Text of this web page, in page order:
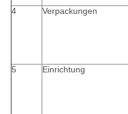
4
Verpackungen
5
Einrichtung